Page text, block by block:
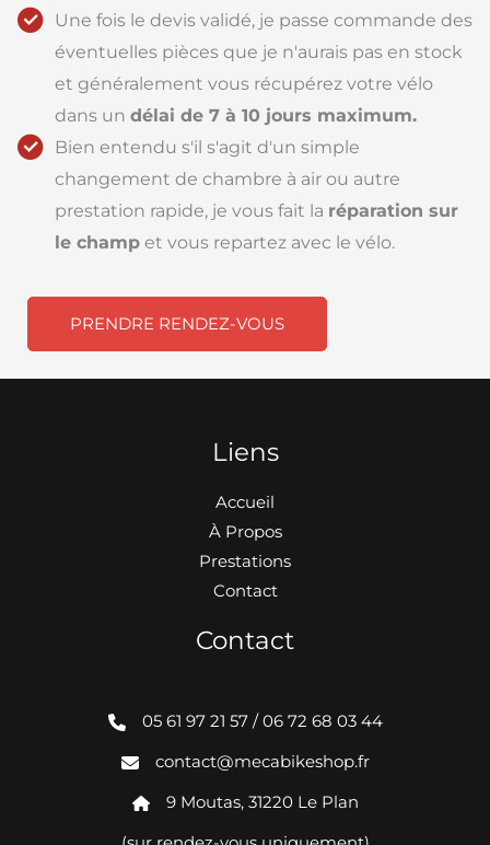
Une fois le devis validé, je passe commande des
éventuelles pièces que je n'aurais pas en stock
et généralement vous récupérez votre vélo
dans un délai de 7 à 10 jours maximum.
Bien entendu s'il s'agit d'un simple
changement de chambre à air ou autre
prestation rapide, je vous fait la réparation sur
le champ et vous repartez avec le vélo.
PRENDRE RENDEZ-VOUS
Liens
Accueil
À Propos
Prestations
Contact
Contact
05 61 97 21 57 / 06 72 68 03 44
contact@mecabikeshop.fr
9 Moutas, 31220 Le Plan